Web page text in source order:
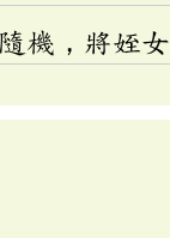
機，將姪女